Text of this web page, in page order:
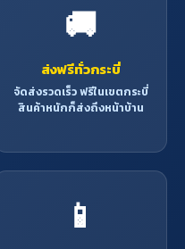
🚚
ส่งฟรีทั่วกระบี่
จัดส่งรวดเร็ว ฟรีในเขตกระบี่
สินค้าหนักก็ส่งถึงหน้าบ้าน
📱